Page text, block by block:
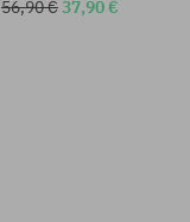
56,90 €37,90 €